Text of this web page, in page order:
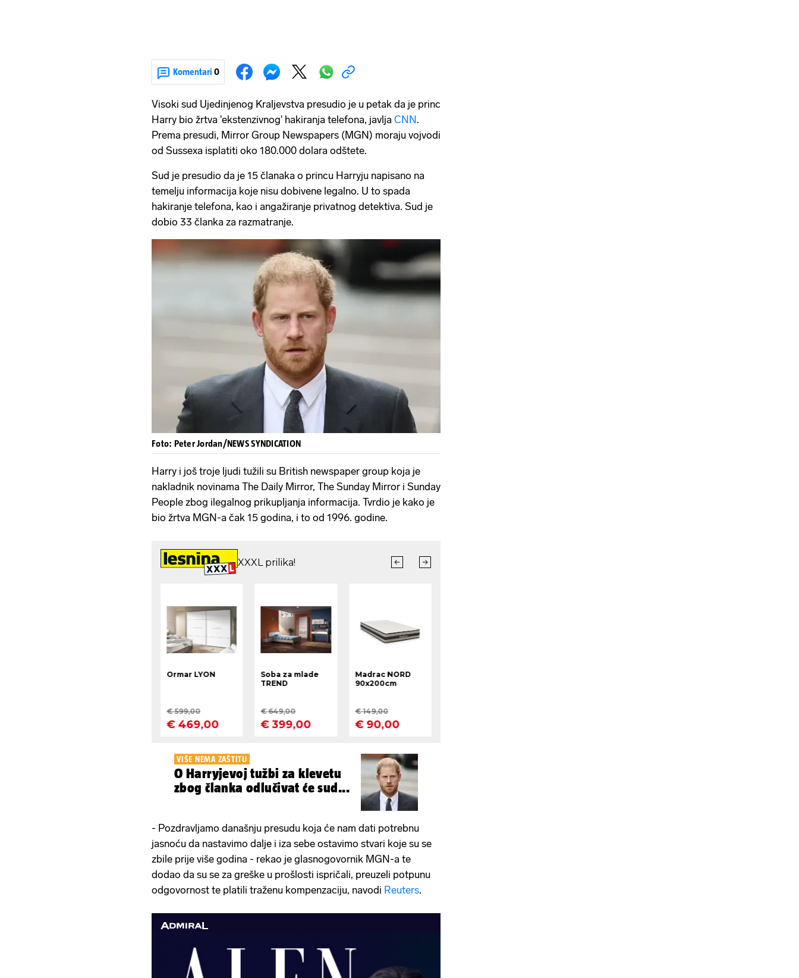
Komentari 0
Visoki sud Ujedinjenog Kraljevstva presudio je u petak da je princ
Harry bio žrtva 'ekstenzivnog' hakiranja telefona, javlja CNN.
Prema presudi, Mirror Group Newspapers (MGN) moraju vojvodi
od Sussexa isplatiti oko 180.000 dolara odštete.
Sud je presudio da je 15 članaka o princu Harryju napisano na
temelju informacija koje nisu dobivene legalno. U to spada
hakiranje telefona, kao i angažiranje privatnog detektiva. Sud je
dobio 33 članka za razmatranje.
Foto: Peter Jordan/NEWS SYNDICATION
Harry i još troje ljudi tužili su British newspaper group koja je
nakladnik novinama The Daily Mirror, The Sunday Mirror i Sunday
People zbog ilegalnog prikupljanja informacija. Tvrdio je kako je
bio žrtva MGN-a čak 15 godina, i to od 1996. godine.
VIŠE NEMA ZAŠTITU
O Harryjevoj tužbi za klevetu
zbog članka odlučivat će sud...
- Pozdravljamo današnju presudu koja će nam dati potrebnu
jasnoću da nastavimo dalje i iza sebe ostavimo stvari koje su se
zbile prije više godina - rekao je glasnogovornik MGN-a te
dodao da su se za greške u prošlosti ispričali, preuzeli potpunu
odgovornost te platili traženu kompenzaciju, navodi Reuters.